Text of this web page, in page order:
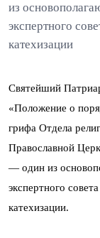
из
экспертного
катехизации
Святейший
«Положение о
грифа Отдела
Православной
— один из
экспертного
катехизации.